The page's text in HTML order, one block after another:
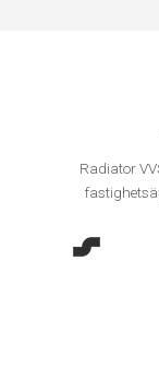
Radiator